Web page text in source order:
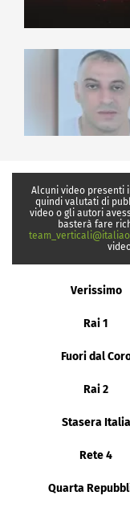
Alcuni video presenti
quindi valutati di
video o gli autori
basterà fare
Verissimo
Rai 1
Fuori dal
Rai 2
Stasera Italia
Rete 4
Quarta